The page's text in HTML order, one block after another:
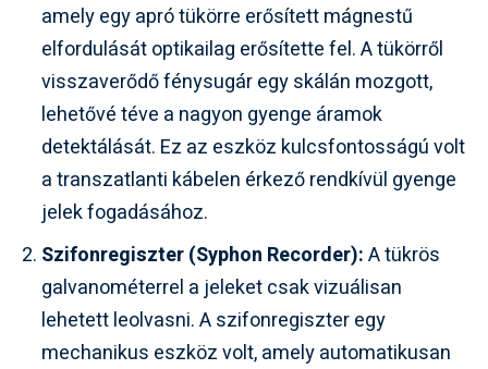
amely egy apró tükörre erősített mágnestű
elfordulását optikailag erősítette fel. A tükörről
visszaverődő fénysugár egy skálán mozgott,
lehetővé téve a nagyon gyenge áramok
detektálását. Ez az eszköz kulcsfontosságú volt
a transzatlanti kábelen érkező rendkívül gyenge
jelek fogadásához.
Szifonregiszter (Syphon Recorder):A tükrös
galvanométerrel a jeleket csak vizuálisan
lehetett leolvasni. A szifonregiszter egy
mechanikus eszköz volt, amely automatikusan